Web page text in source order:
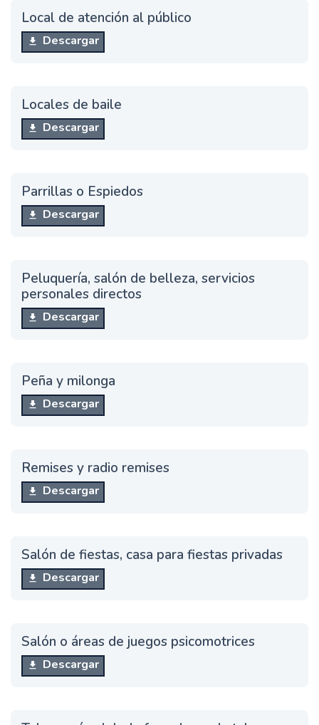
Local de atención al público
Descargar
Locales de baile
Descargar
Parrillas o Espiedos
Descargar
Peluquería, salón de belleza, servicios
personales directos
Descargar
Peña y milonga
Descargar
Remises y radio remises
Descargar
Salón de fiestas, casa para fiestas privadas
Descargar
Salón o áreas de juegos psicomotrices
Descargar